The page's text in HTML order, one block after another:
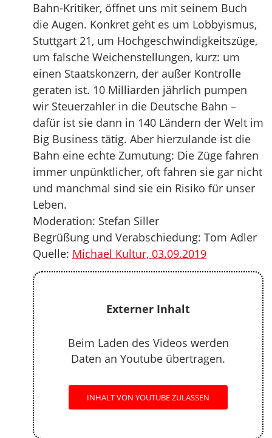
Bahn-Kritiker, öffnet uns mit seinem Buch
die Augen. Konkret geht es um Lobbyismus,
Stuttgart 21, um Hochgeschwindigkeitszüge,
um falsche Weichenstellungen, kurz: um
einen Staatskonzern, der außer Kontrolle
geraten ist. 10 Milliarden jährlich pumpen
wir Steuerzahler in die Deutsche Bahn –
dafür ist sie dann in 140 Ländern der Welt im
Big Business tätig. Aber hierzulande ist die
Bahn eine echte Zumutung: Die Züge fahren
immer unpünktlicher, oft fahren sie gar nicht
und manchmal sind sie ein Risiko für unser
Leben.
Moderation: Stefan Siller
Begrüßung und Verabschiedung: Tom Adler
Quelle: Michael Kultur, 03.09.2019
Externer Inhalt
Beim Laden des Videos werden
Daten an Youtube übertragen.
INHALT VON YOUTUBE ZULASSEN